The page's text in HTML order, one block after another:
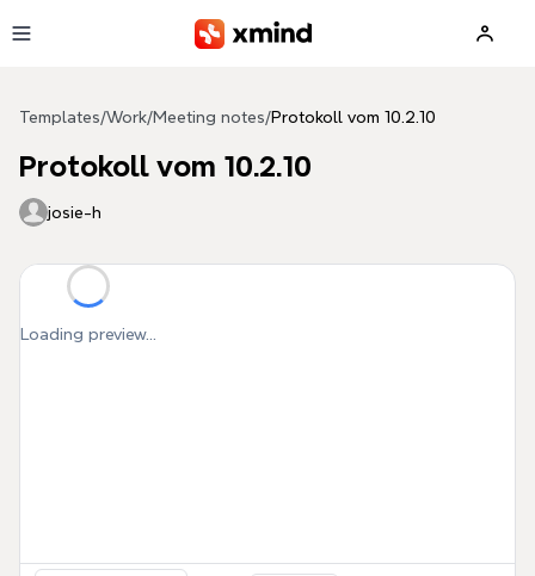
Templates/Work/Meeting notes/Protokoll vom 10.2.10
Protokoll vom 10.2.10
josie-h
Loading preview...